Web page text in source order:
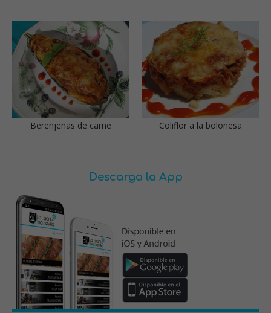
Berenjenas de carne Coliflor a la boloñesa
Descarga la App